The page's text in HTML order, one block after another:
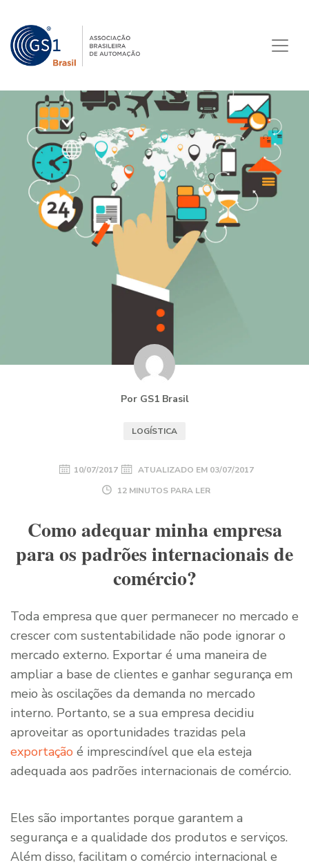
Por GS1 Brasil
LOGÍSTICA
10/07/2017 ATUALIZADO EM 03/07/2017
12 MINUTOS PARA LER
Como adequar minha empresa
para os padrões internacionais de
comércio?
Toda empresa que quer permanecer no mercado e
crescer com sustentabilidade não pode ignorar o
mercado externo. Exportar é uma maneira de
ampliar a base de clientes e ganhar segurança em
meio às oscilações da demanda no mercado
interno. Portanto, se a sua empresa decidiu
aproveitar as oportunidades trazidas pela
exportação é imprescindível que ela esteja
adequada aos padrões internacionais de comércio.
Eles são importantes porque garantem a
segurança e a qualidade dos produtos e serviços.
Além disso, facilitam o comércio internacional e